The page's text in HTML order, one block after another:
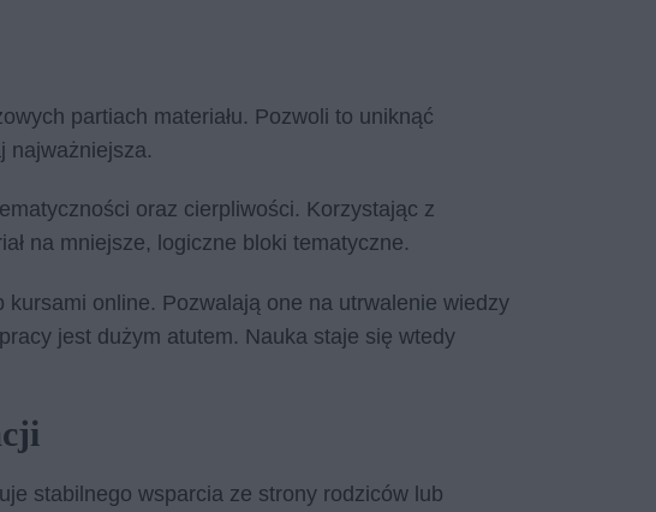
partiach materiału. Pozwoli to uniknąć
najważniejsza.
oraz cierpliwości. Korzystając z
na mniejsze, logiczne bloki tematyczne.
online. Pozwalają one na utrwalenie wiedzy
jest dużym atutem. Nauka staje się wtedy
stabilnego wsparcia ze strony rodziców lub